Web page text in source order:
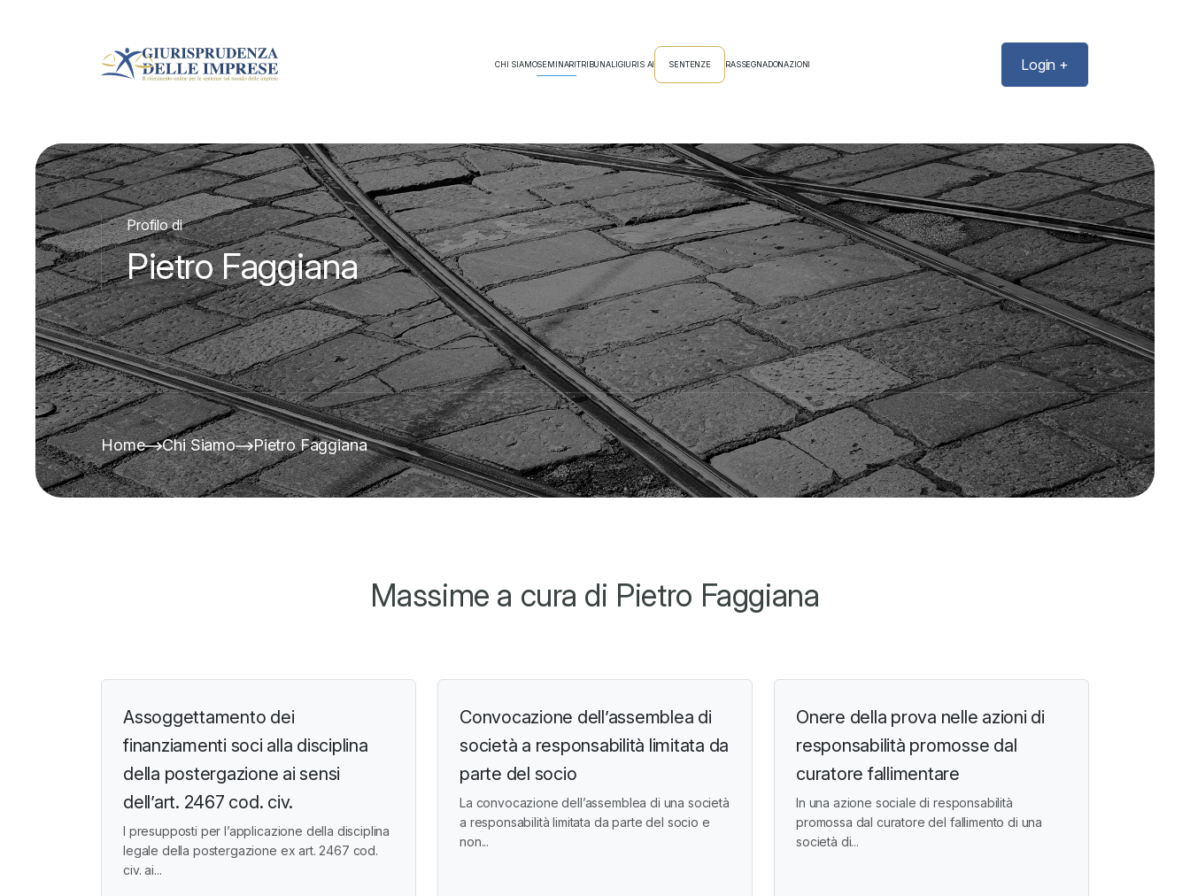
CHI SIAMOSEMINARITRIBUNALIGIURIS AI SENTENZE RASSEGNADONAZIONI Login +
Profilo di
Pietro Faggiana
Home Chi Siamo Pietro Faggiana
Massime a cura di Pietro Faggiana
Assoggettamento dei
finanziamenti soci alla disciplina
della postergazione ai sensi
dell’art. 2467 cod. civ.
I presupposti per l’applicazione della disciplina
legale della postergazione ex art. 2467 cod.
civ. ai...
Convocazione dell’assemblea di
società a responsabilità limitata da
parte del socio
La convocazione dell’assemblea di una società
a responsabilità limitata da parte del socio e
non...
Onere della prova nelle azioni di
responsabilità promosse dal
curatore fallimentare
In una azione sociale di responsabilità
promossa dal curatore del fallimento di una
società di...